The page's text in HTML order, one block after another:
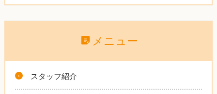
メニュー
スタッフ紹介